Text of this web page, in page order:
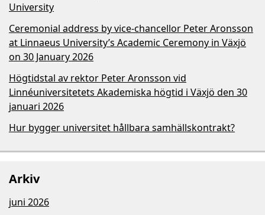
University
Ceremonial address by vice-chancellor Peter Aronsson
at Linnaeus University’s Academic Ceremony in Växjö
on 30 January 2026
Högtidstal av rektor Peter Aronsson vid
Linnéuniversitetets Akademiska högtid i Växjö den 30
januari 2026
Hur bygger universitet hållbara samhällskontrakt?
Arkiv
juni 2026